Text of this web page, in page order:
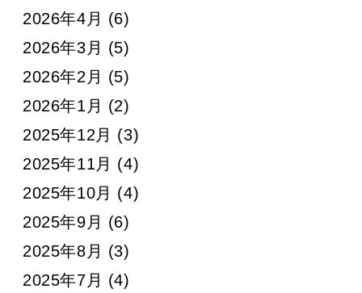
2026年4月 (6)
2026年3月 (5)
2026年2月 (5)
2026年1月 (2)
2025年12月 (3)
2025年11月 (4)
2025年10月 (4)
2025年9月 (6)
2025年8月 (3)
2025年7月 (4)